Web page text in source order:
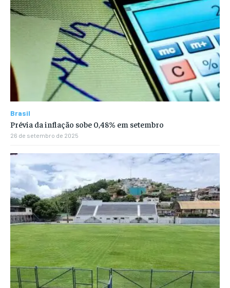
Brasil
Prévia da inflação sobe 0,48% em setembro
26 de setembro de 2025